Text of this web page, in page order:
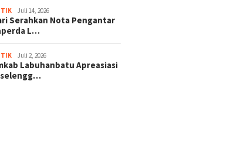
Juli 14, 2026
Serahkan Nota Pengantar
L…
Juli 2, 2026
Labuhanbatu Apreasiasi